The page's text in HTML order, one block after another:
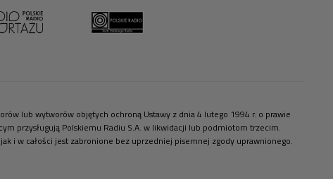
lub wytworów objętych ochroną Ustawy z dnia 4 lutego 1994 r. o prawie
przysługują Polskiemu Radiu S.A. w likwidacji lub podmiotom trzecim.
i w całości jest zabronione bez uprzedniej pisemnej zgody uprawnionego.